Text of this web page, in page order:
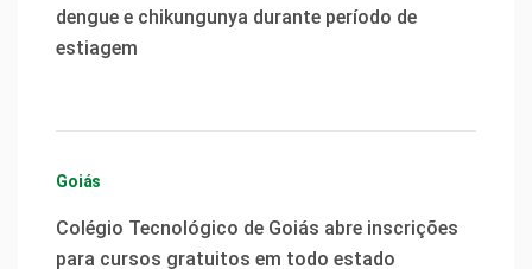
dengue e chikungunya durante período de
estiagem
Goiás
Colégio Tecnológico de Goiás abre inscrições
para cursos gratuitos em todo estado